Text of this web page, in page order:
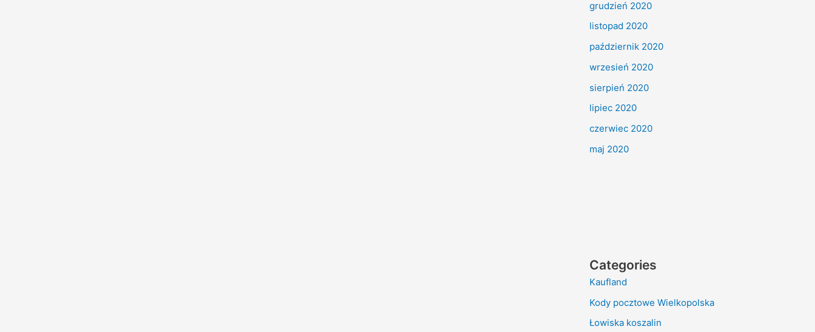
grudzień 2020
listopad 2020
październik 2020
wrzesień 2020
sierpień 2020
lipiec 2020
czerwiec 2020
maj 2020
Categories
Kaufland
Kody pocztowe Wielkopolska
Łowiska koszalin